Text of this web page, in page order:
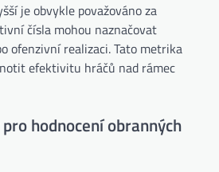
je obvykle považováno za
čísla mohou naznačovat
ofenzivní realizaci. Tato metrika
efektivitu hráčů nad rámec
hodnocení obranných